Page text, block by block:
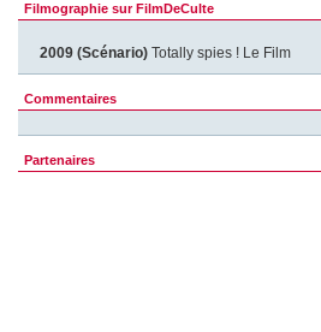
Filmographie sur FilmDeCulte
2009 (Scénario) Totally spies ! Le Film
Commentaires
Partenaires